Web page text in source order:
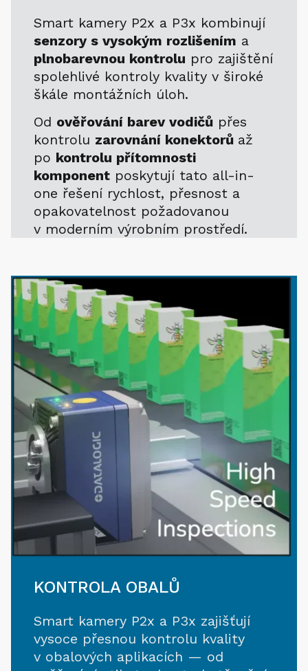
Smart kamery P2x a P3x kombinují
senzory s vysokým rozlišením a
plnobarevnou kontrolu pro zajištění
spolehlivé kontroly kvality v široké
škále montážních úloh.
Od ověřování barev vodičů přes
kontrolu zarovnání konektorů až
po kontrolu přítomnosti
komponent poskytují tato all-in-
one řešení rychlost, přesnost a
opakovatelnost požadovanou
v moderním výrobním prostředí.
KONTROLA OBALŮ
Smart kamery P2x a P3x zajišťují
vysoce přesnou kontrolu kvality
v obalových aplikacích — od